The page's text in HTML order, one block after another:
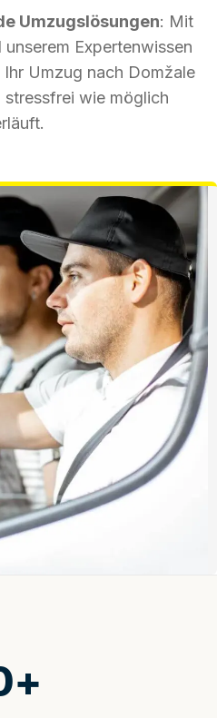
Umzugslösungen: Mit
Expertenwissen
Umzug nach Domžale
stressfrei wie möglich
+